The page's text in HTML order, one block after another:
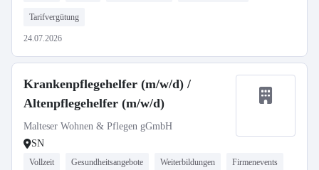
Tarifvergütung
24.07.2026
Krankenpflegehelfer (m/w/d) /
Altenpflegehelfer (m/w/d)
Malteser Wohnen & Pflegen gGmbH
SN
Vollzeit Gesundheitsangebote Weiterbildungen Firmenevents